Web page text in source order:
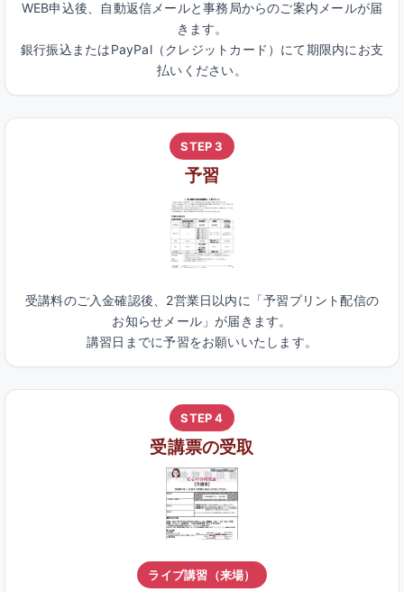
WEB申込後、自動返信メールと事務局からのご案内メールが届
きます。
銀行振込またはPayPal（クレジットカード）にて期限内にお支
払いください。
STEP 3
予習
受講料のご入金確認後、2営業日以内に「予習プリント配信の
お知らせメール」が届きます。
講習日までに予習をお願いいたします。
STEP 4
受講票の受取
ライブ講習（来場）